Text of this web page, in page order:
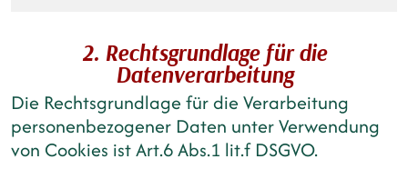
2. Rechtsgrundlage für die
Datenverarbeitung
Die Rechtsgrundlage für die Verarbeitung
personenbezogener Daten unter Verwendung
von Cookies ist Art.6 Abs.1 lit.f DSGVO.